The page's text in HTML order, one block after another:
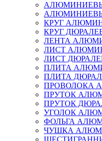
КРУГ
КРУГ
ЛЕНТА
ЛИСТ
ЛИСТ
ПЛИТА
ПЛИТА
ПРОВОЛОКА
ПРУТОК
ПРУТОК
УГОЛОК
ФОЛЬГА
ЧУШКА